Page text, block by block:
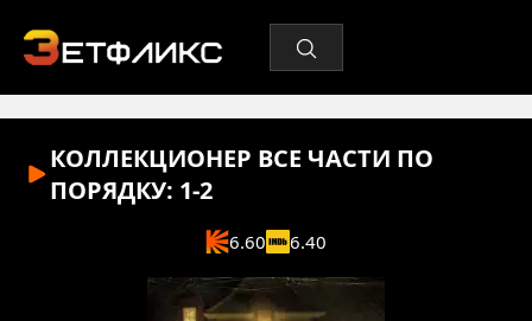
КОЛЛЕКЦИОНЕР ВСЕ ЧАСТИ ПО
ПОРЯДКУ: 1-2
6.60 6.40